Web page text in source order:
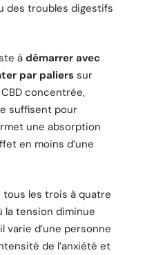
des troubles digestifs
à démarrer avec
par paliers sur
concentrée,
suffisent pour
une absorption
en moins d’une
tous les trois à quatre
la tension diminue
varie d’une personne
de l’anxiété et